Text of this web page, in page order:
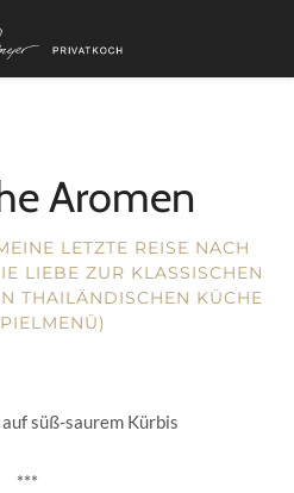
Aromen
LETZTE REISE NACH
LIEBE ZUR KLASSISCHEN
THAILÄNDISCHEN KÜCHE
süß-saurem Kürbis
***